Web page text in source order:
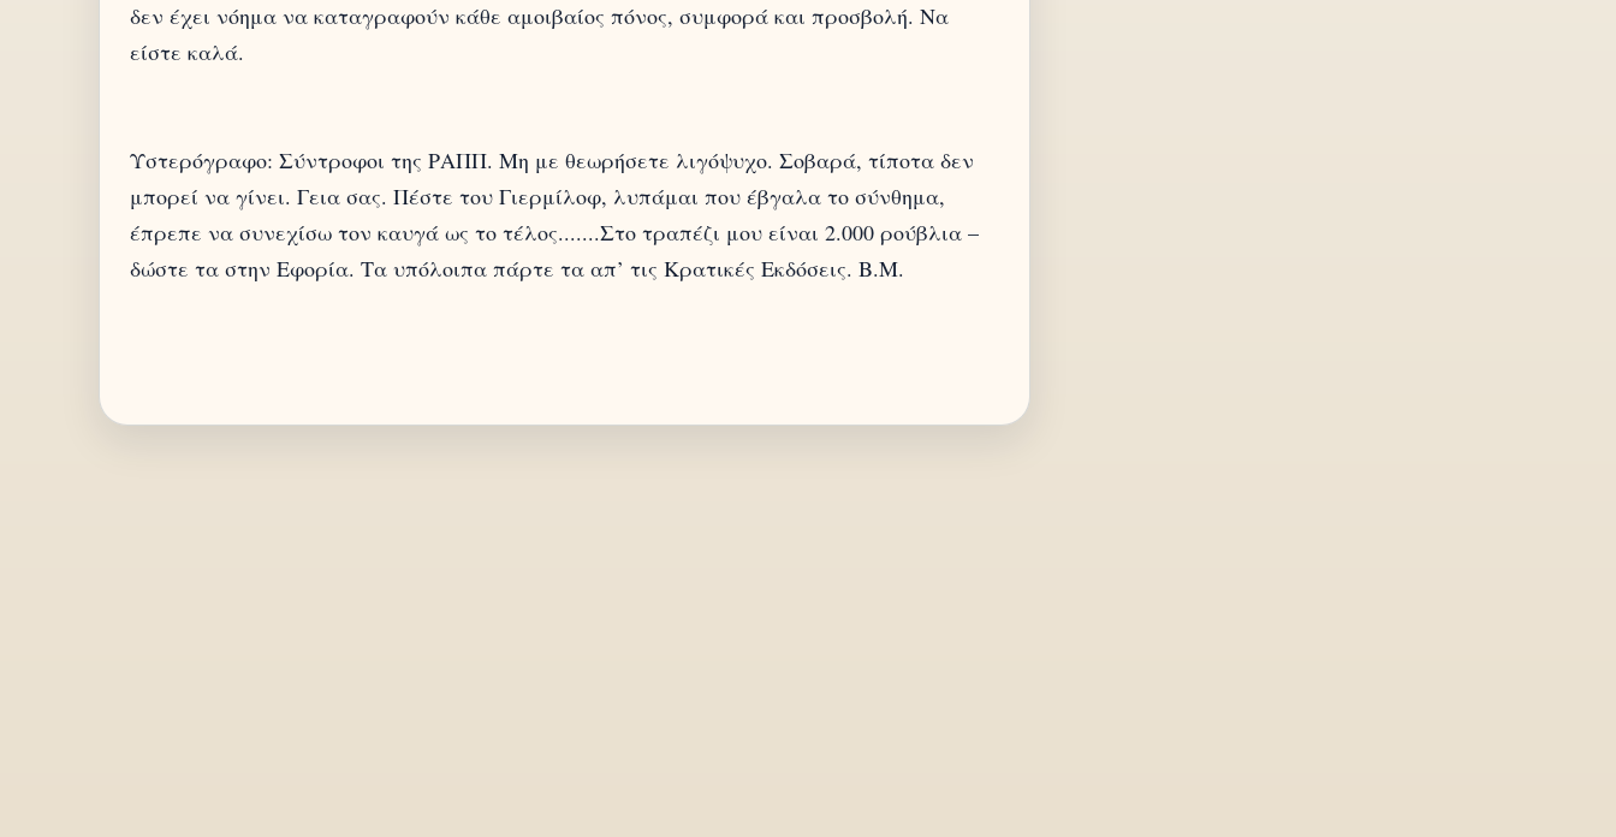
δεν έχει νόημα να καταγραφούν κάθε αμοιβαίος πόνος, συμφορά και προσβολή. Να
είστε καλά.
Υστερόγραφο: Σύντροφοι της ΡΑΠΠ. Μη με θεωρήσετε λιγόψυχο. Σοβαρά, τίποτα δεν
μπορεί να γίνει. Γεια σας. Πέστε του Γιερμίλοφ, λυπάμαι που έβγαλα το σύνθημα,
έπρεπε να συνεχίσω τον καυγά ως το τέλος.......Στο τραπέζι μου είναι 2.000 ρούβλια –
δώστε τα στην Εφορία. Τα υπόλοιπα πάρτε τα απ’ τις Κρατικές Εκδόσεις. Β.Μ.